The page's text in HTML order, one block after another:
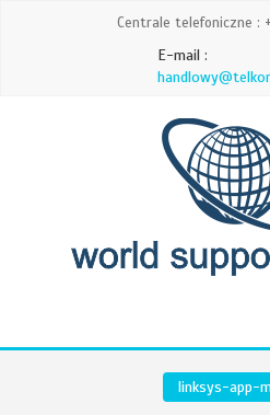
Centrale telefoniczne :
E-mail :
linksys-app-